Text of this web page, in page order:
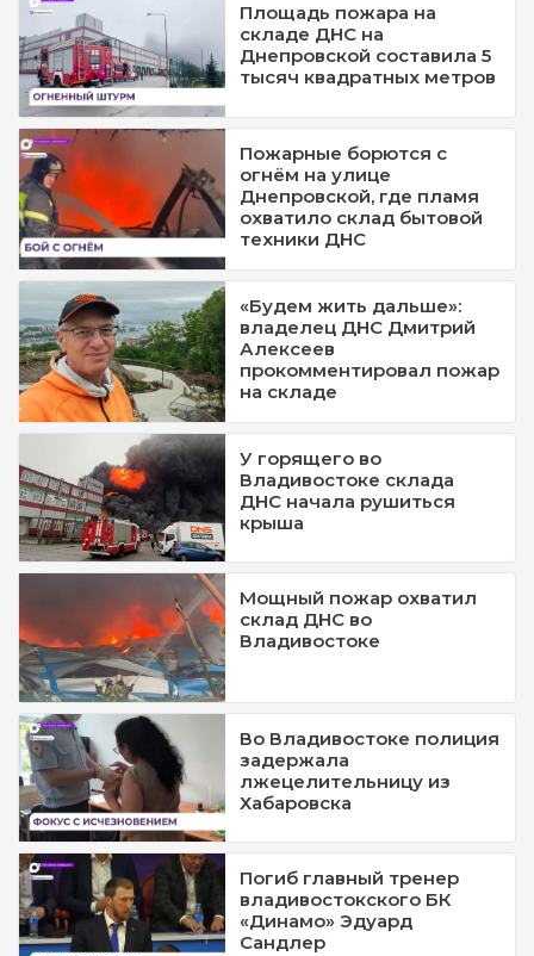
Площадь пожара на
складе ДНС на
Днепровской составила 5
тысяч квадратных метров
Пожарные борются с
огнём на улице
Днепровской, где пламя
охватило склад бытовой
техники ДНС
«Будем жить дальше»:
владелец ДНС Дмитрий
Алексеев
прокомментировал пожар
на складе
У горящего во
Владивостоке склада
ДНС начала рушиться
крыша
Мощный пожар охватил
склад ДНС во
Владивостоке
Во Владивостоке полиция
задержала
лжецелительницу из
Хабаровска
Погиб главный тренер
владивостокского БК
«Динамо» Эдуард
Сандлер